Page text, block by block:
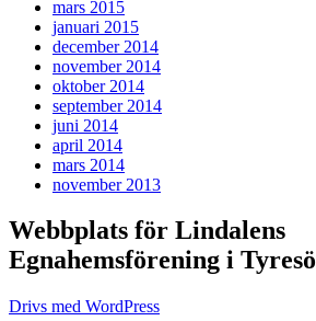
mars 2015
januari 2015
december 2014
november 2014
oktober 2014
september 2014
juni 2014
april 2014
mars 2014
november 2013
Webbplats för Lindalens
Egnahemsförening i Tyresö
Drivs med WordPress